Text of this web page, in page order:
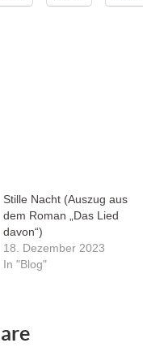
Stille Nacht (Auszug aus
dem Roman „Das Lied
davon“)
18. Dezember 2023
In "Blog"